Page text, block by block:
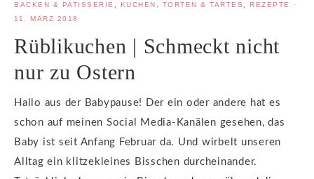
BACKEN & PATISSERIE KUCHEN, TORTEN & TARTES REZEPTE
·
11. MÄRZ 2018
Rüblikuchen | Schmeckt nicht
nur zu Ostern
Hallo aus der Babypause! Der ein oder andere hat es
schon auf meinen Social Media-Kanälen gesehen, das
Baby ist seit Anfang Februar da. Und wirbelt unseren
Alltag ein klitzekleines Bisschen durcheinander.